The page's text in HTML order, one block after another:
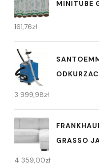
MINITUBE
161,76zł
3 999,98zł
GRASSO
4 359,00zł